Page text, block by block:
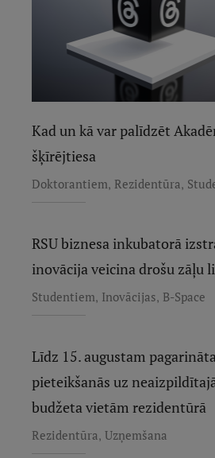
Kad un kā var palīdzēt
šķīrējtiesa
Doktorantiem, Rezidentūra,
RSU biznesa inkubatorā
inovācija veicina drošu zāļu
Studentiem, Inovācijas, B-Space
Līdz 15. augustam
pieteikšanās uz
budžeta vietām rezidentūrā
Rezidentūra, Uzņemšana